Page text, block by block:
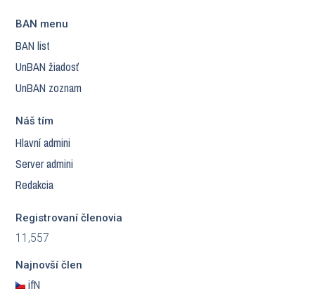
BAN menu
BAN list
UnBAN žiadosť
UnBAN zoznam
Náš tím
Hlavní admini
Server admini
Redakcia
Registrovaní členovia
11,557
Najnovší člen
ifN